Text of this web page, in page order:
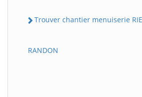
Trouver chantier menuiserie
RANDON